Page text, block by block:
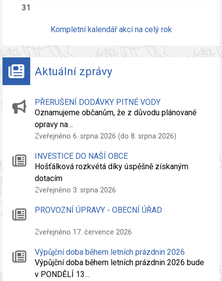
31
Kompletní kalendář akcí na celý rok
Aktuální zprávy
PŘERUŠENÍ DODÁVKY PITNÉ VODY
Oznamujeme občanům, že z důvodu plánované
opravy na…
Zveřejněno 6. srpna 2026 (do 8. srpna 2026)
INVESTICE DO NAŠÍ OBCE
Hošťálková rozkvétá díky úspěšně získaným
dotacím
Zveřejněno 3. srpna 2026
PROVOZNÍ ÚPRAVY - OBECNÍ ÚŘAD
Zveřejněno 17. července 2026
Výpůjční doba během letních prázdnin 2026
Výpůjční doba během letních prázdnin 2026 bude
v PONDĚLÍ 13…